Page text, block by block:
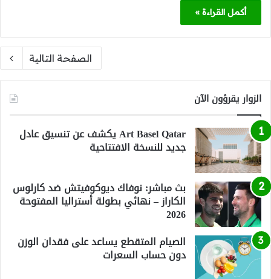
أكمل القراءة »
الصفحة التالية
الزوار يقرؤون الآن
Art Basel Qatar يكشف عن تنسيق عادل
جديد للنسخة الافتتاحية
بث مباشر: نوفاك ديوكوفيتش ضد كارلوس
الكاراز – نهائي بطولة أستراليا المفتوحة
2026
الصيام المتقطع يساعد على فقدان الوزن
دون حساب السعرات